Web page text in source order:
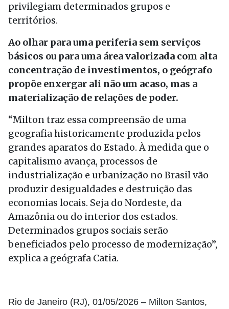
privilegiam determinados grupos e
territórios.
Ao olhar para uma periferia sem serviços
básicos ou para uma área valorizada com alta
concentração de investimentos, o geógrafo
propõe enxergar ali não um acaso, mas a
materialização de relações de poder.
“Milton traz essa compreensão de uma
geografia historicamente produzida pelos
grandes aparatos do Estado. À medida que o
capitalismo avança, processos de
industrialização e urbanização no Brasil vão
produzir desigualdades e destruição das
economias locais. Seja do Nordeste, da
Amazônia ou do interior dos estados.
Determinados grupos sociais serão
beneficiados pelo processo de modernização”,
explica a geógrafa Catia.
Rio de Janeiro (RJ), 01/05/2026 – Milton Santos,